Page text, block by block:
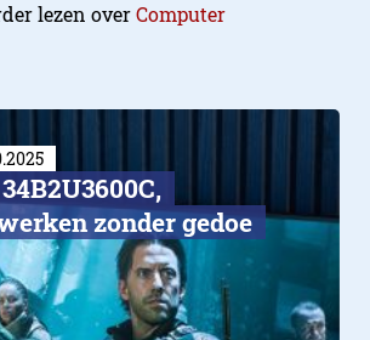
lezen overComputer
zonder gedoe